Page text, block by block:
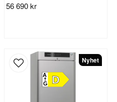
56 690 kr
D
A
G
Nyhet